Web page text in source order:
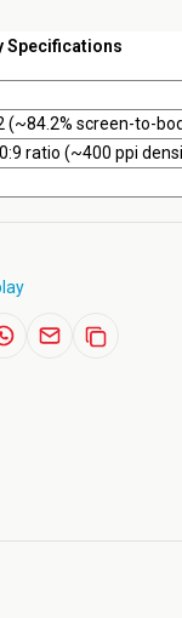
Specifications
(~84.2% screen-to-
ratio (~400 ppi